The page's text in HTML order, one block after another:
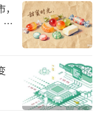
，华邦健康选择
减持。
发布公告称，拟
换公司债券。该
，发行总规模不
浮